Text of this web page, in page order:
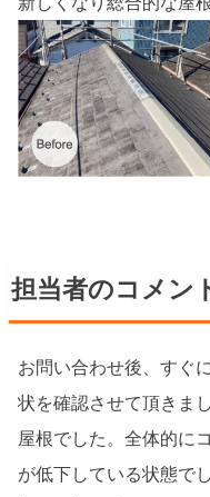
担当者のコメン
お問い合わせ後、すぐ
状を確認させて頂きま
屋根でした。全体的に
が低下している状態で